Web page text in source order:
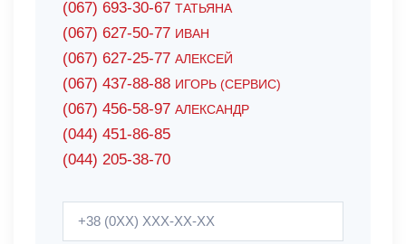
(067) 693-30-67 ТАТЬЯНА
(067) 627-50-77 ИВАН
(067) 627-25-77 АЛЕКСЕЙ
(067) 437-88-88 ИГОРЬ (СЕРВИС)
(067) 456-58-97 АЛЕКСАНДР
(044) 451-86-85
(044) 205-38-70